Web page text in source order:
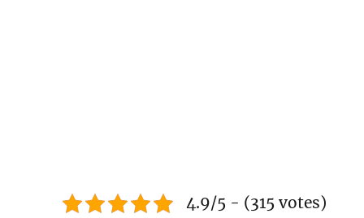
4.9/5 - (315 votes)